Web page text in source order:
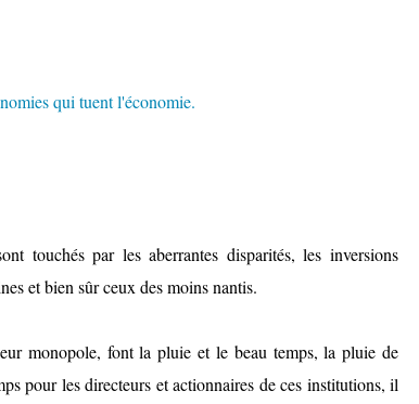
touchés par les aberrantes disparités, les inversions
et bien sûr ceux des moins nantis.
monopole, font la pluie et le beau temps, la pluie de
pour les directeurs et actionnaires de ces institutions, il